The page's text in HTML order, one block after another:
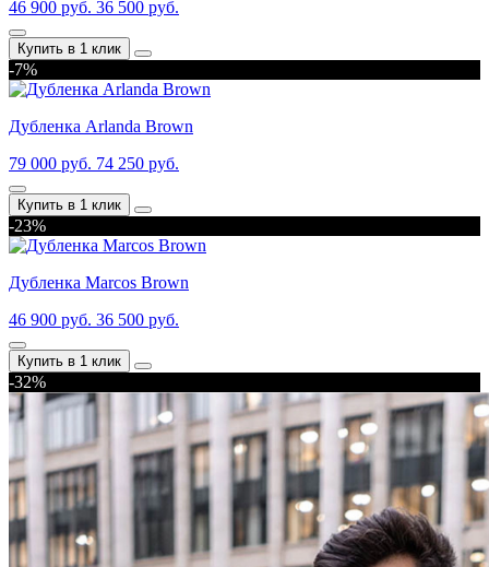
46 900 руб. 36 500 руб.
Купить в 1 клик
-7%
Дубленка Arlanda Brown
79 000 руб. 74 250 руб.
Купить в 1 клик
-23%
Дубленка Marcos Brown
46 900 руб. 36 500 руб.
Купить в 1 клик
-32%